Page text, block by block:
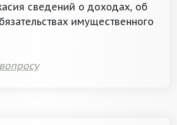
сведений о доходах, об
имущественного